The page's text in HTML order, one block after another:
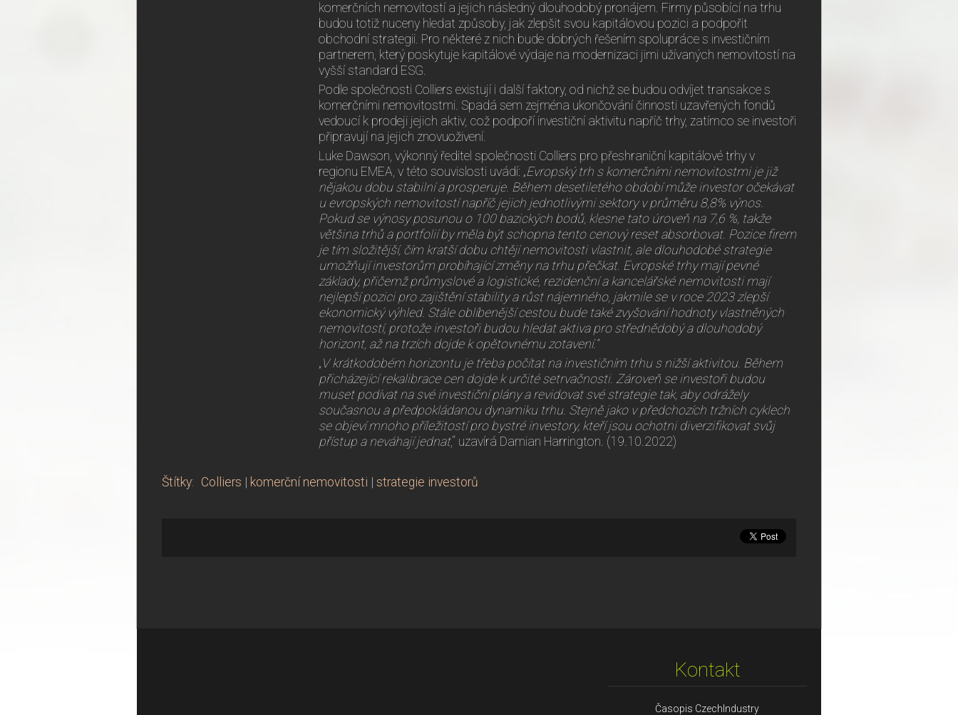
komerčních nemovitostí a jejich následný dlouhodobý pronájem. Firmy působící na trhu
budou totiž nuceny hledat způsoby, jak zlepšit svou kapitálovou pozici a podpořit
obchodní strategii. Pro některé z nich bude dobrých řešením spolupráce s investičním
partnerem, který poskytuje kapitálové výdaje na modernizaci jimi užívaných nemovitostí na
vyšší standard ESG.
Podle společnosti Colliers existují i další faktory, od nichž se budou odvíjet transakce s
komerčními nemovitostmi. Spadá sem zejména ukončování činnosti uzavřených fondů
vedoucí k prodeji jejich aktiv, což podpoří investiční aktivitu napříč trhy, zatímco se investoři
připravují na jejich znovuoživení.
Luke Dawson, výkonný ředitel společnosti Colliers pro přeshraniční kapitálové trhy v
regionu EMEA, v této souvislosti uvádí: „Evropský trh s komerčními nemovitostmi je již
nějakou dobu stabilní a prosperuje. Během desetiletého období může investor očekávat
u evropských nemovitostí napříč jejich jednotlivými sektory v průměru 8,8% výnos.
Pokud se výnosy posunou o 100 bazických bodů, klesne tato úroveň na 7,6 %, takže
většina trhů a portfolií by měla být schopna tento cenový reset absorbovat. Pozice firem
je tím složitější, čím kratší dobu chtějí nemovitosti vlastnit, ale dlouhodobé strategie
umožňují investorům probíhající změny na trhu přečkat. Evropské trhy mají pevné
základy, přičemž průmyslové a logistické, rezidenční a kancelářské nemovitosti mají
nejlepší pozici pro zajištění stability a růst nájemného, jakmile se v roce 2023 zlepší
ekonomický výhled. Stále oblíbenější cestou bude také zvyšování hodnoty vlastněných
nemovitostí, protože investoři budou hledat aktiva pro střednědobý a dlouhodobý
horizont, až na trzích dojde k opětovnému zotavení.“
„ V krátkodobém horizontu je třeba počítat na investičním trhu s nižší aktivitou. Během
přicházející rekalibrace cen dojde k určité setrvačnosti. Zároveň se investoři budou
muset podívat na své investiční plány a revidovat své strategie tak, aby odrážely
současnou a předpokládanou dynamiku trhu. Stejně jako v předchozích tržních cyklech
se objeví mnoho příležitostí pro bystré investory, kteří jsou ochotni diverzifikovat svůj
přístup a neváhají jednat,“ uzavírá Damian Harrington. (19.10.2022)
Štítky: Colliers komerční nemovitosti strategie investorů
Kontakt
Časopis CzechIndustry